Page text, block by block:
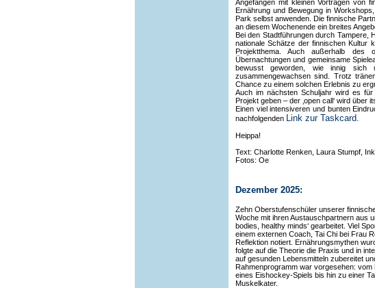
Angefangen mit kleinen Vorträgen von
Ernährung und Bewegung in
Park selbst anwenden. Die finnische
an diesem Wochenende ein breites
Bei den Stadtführungen durch Tampere,
nationale Schätze der finnischen Kultur
Projektthema. Auch außerhalb des
Übernachtungen und gemeinsame
bewusst geworden, wie innig sich
zusammengewachsen sind. Trotz
Chance zu einem solchen Erlebnis zu
Auch im nächsten Schuljahr wird es
Projekt geben – der ‚open call‘ wird über
Einen viel intensiveren und bunten
nachfolgenden Link zur Taskcard.
Heippa!
Text: Charlotte Renken, Laura Stumpf,
Fotos: Oe
Dezember 2025:
Zehn Oberstufenschüler unserer
Woche mit ihren Austauschpartnern aus
bodies, healthy minds‘ gearbeitet. Viel
einem externen Coach, Tai Chi bei Frau
Reflektion notiert. Ernährungsmythen
folgte auf die Theorie die Praxis und in
auf gesunden Lebensmitteln zubereitet
Rahmenprogramm war vorgesehen:
eines Eishockey-Spiels bis hin zu einer
Muskelkater.